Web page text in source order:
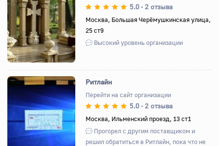
Назад Вперед
5.0 • 2 отзыва
Москва, Большая Черёмушкинская улица,
25 ст9
Высокий уровень организации
Назад Вперед
Ритлайн
Перейти на сайт организации
5.0 • 2 отзыва
Москва, Ильменский проезд, 13 ст1
Прогорел с другим поставщиком и
решил обратиться в Ритлайн, пока что не